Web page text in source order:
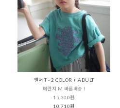
앤더 T - 2 COLOR + ADULT
메란지 M 빠른배송 !
15,300원
10,710원